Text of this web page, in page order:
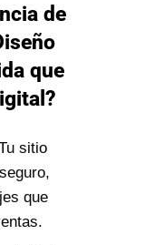
de
que
sitio
que